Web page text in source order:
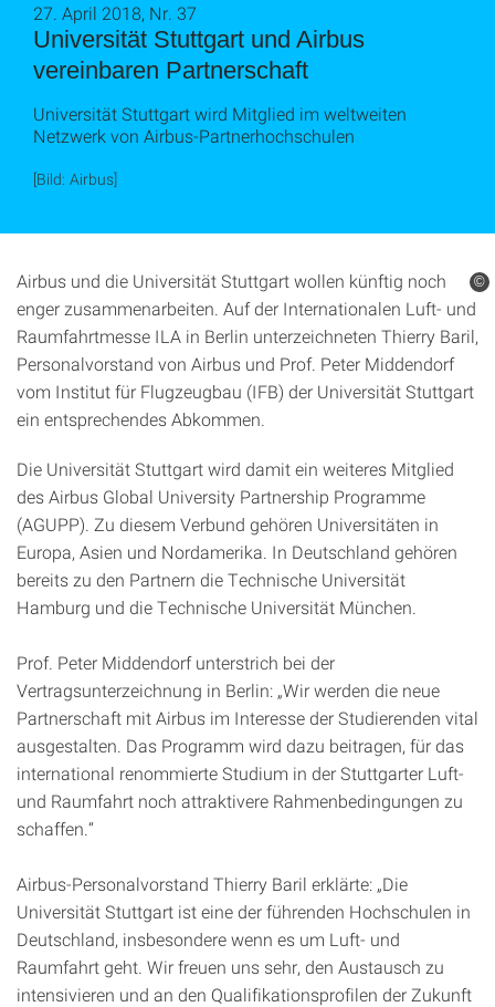
Universität Stuttgart und Airbus
vereinbaren Partnerschaft
27. April 2018, Nr. 37
Universität Stuttgart wird Mitglied im weltweiten
Netzwerk von Airbus-Partnerhochschulen
[Bild: Airbus]
Airbus und die Universität Stuttgart wollen künftig noch
enger zusammenarbeiten. Auf der Internationalen Luft- und
Raumfahrtmesse ILA in Berlin unterzeichneten Thierry Baril,
Personalvorstand von Airbus und Prof. Peter Middendorf
vom Institut für Flugzeugbau (IFB) der Universität Stuttgart
ein entsprechendes Abkommen.
Die Universität Stuttgart wird damit ein weiteres Mitglied
des Airbus Global University Partnership Programme
(AGUPP). Zu diesem Verbund gehören Universitäten in
Europa, Asien und Nordamerika. In Deutschland gehören
bereits zu den Partnern die Technische Universität
Hamburg und die Technische Universität München.
Prof. Peter Middendorf unterstrich bei der
Vertragsunterzeichnung in Berlin: „Wir werden die neue
Partnerschaft mit Airbus im Interesse der Studierenden vital
ausgestalten. Das Programm wird dazu beitragen, für das
international renommierte Studium in der Stuttgarter Luft-
und Raumfahrt noch attraktivere Rahmenbedingungen zu
schaffen.“
Airbus-Personalvorstand Thierry Baril erklärte: „Die
Universität Stuttgart ist eine der führenden Hochschulen in
Deutschland, insbesondere wenn es um Luft- und
Raumfahrt geht. Wir freuen uns sehr, den Austausch zu
intensivieren und an den Qualifikationsprofilen der Zukunft
©